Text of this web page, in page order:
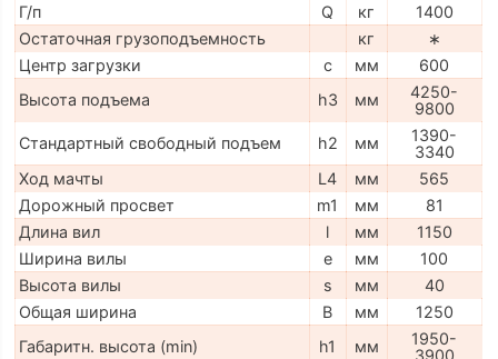
Г/п Q кг
1400
Остаточная грузоподъемность
кг
∗
Центр загрузки
c мм
600
Высота подъема
h3 мм
4250-
9800
Стандартный свободный подъем
h2 мм
1390-
3340
Ход мачты
L4 мм
565
Дорожный просвет
m1 мм
81
Длина вил
l мм
1150
Ширина вилы
e мм
100
Высота вилы
s мм
40
Общая ширина
B мм
1250
Габаритн. высота (min)
h1 мм
1950-